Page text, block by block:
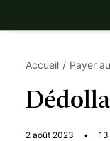
Accueil Payer
2 août 2023 •